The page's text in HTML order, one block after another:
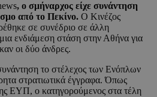
, ο σμήναρχος είχε συνάντηση
από το Πεκίνο. Ο Κινέζος
σε συνέδριο σε άλλη
ενδιάμεση στάση στην Αθήνα για
οι δύο άνδρες.
το στέλεχος των Ενόπλων
στρατιωτικά έγγραφα. Όπως
ΕΥΠ, ο κατηγορούμενος στα τέλη